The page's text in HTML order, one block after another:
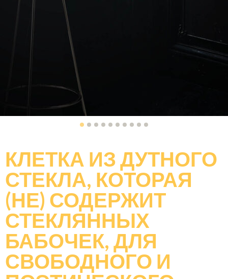
КЛЕТКА ИЗ ДУТНОГО
СТЕКЛА, КОТОРАЯ
(НЕ) СОДЕРЖИТ
СТЕКЛЯННЫХ
БАБОЧЕК, ДЛЯ
СВОБОДНОГО И